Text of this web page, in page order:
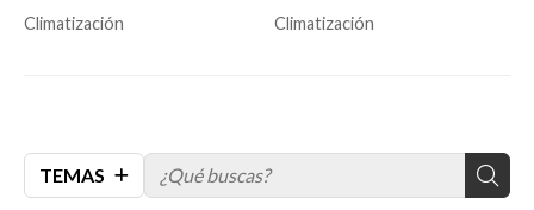
TEMAS
Climatización
nuevo?
Climatización